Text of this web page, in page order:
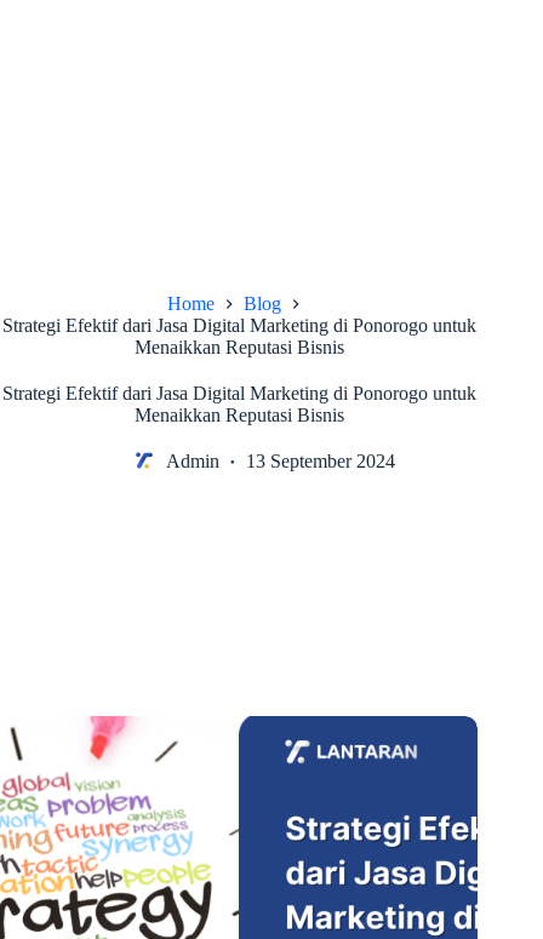
Home
Blog
Strategi Efektif dari Jasa Digital Marketing di Ponorogo untuk
Menaikkan Reputasi Bisnis
Strategi Efektif dari Jasa Digital Marketing di Ponorogo untuk
Menaikkan Reputasi Bisnis
Admin 13 September 2024